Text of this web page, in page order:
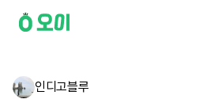
인디고블루